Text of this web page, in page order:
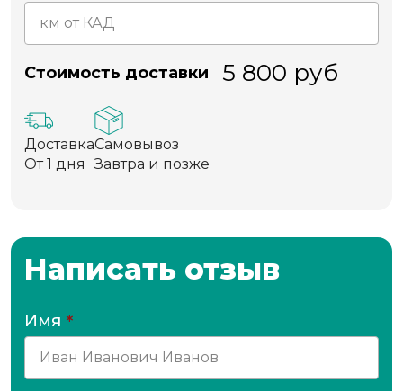
Стоимость доставки 5 800 руб
Доставка
От 1 дня
Самовывоз
Завтра и позже
Написать отзыв
Имя *